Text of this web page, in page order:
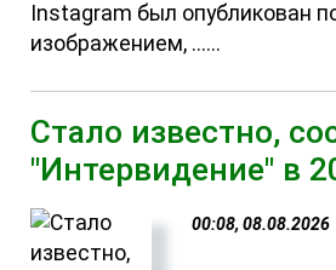
Instagram был опубликован
изображением, ......
Стало известно,
"Интервидение" в
00:08, 08.08.2026